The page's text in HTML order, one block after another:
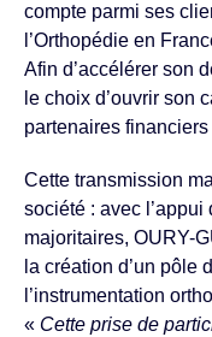
compte parmi ses
l’Orthopédie en
Afin d’accélérer son
le choix d’ouvrir son
partenaires
Cette transmission
société : avec
majoritaires, OURY-
la création d’un pôle
l’instrumentation
« Cette prise de